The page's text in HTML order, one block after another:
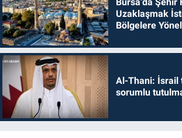
Uzaklaşmak
Bölgelere
Al-Thani: İsrail
sorumlu